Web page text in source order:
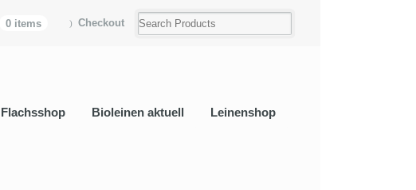
0 items Checkout
Flachsshop Bioleinen aktuell Leinenshop